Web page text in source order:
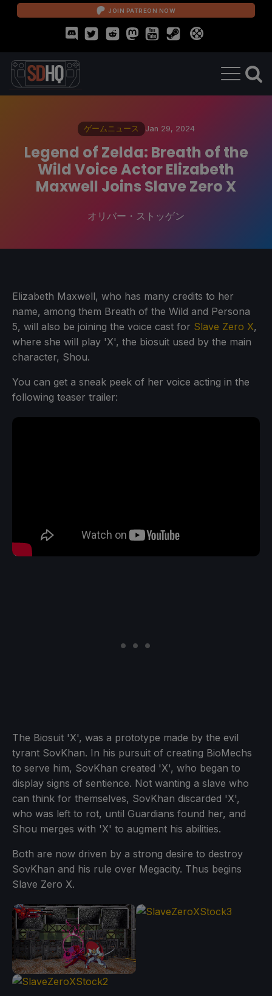
JOIN PATREON NOW
ゲームニュース Jan 29, 2024
Legend of Zelda: Breath of the
Wild Voice Actor Elizabeth
Maxwell Joins Slave Zero X
オリバー・ストッゲン
Elizabeth Maxwell, who has many credits to her
name, among them Breath of the Wild and Persona
5, will also be joining the voice cast for Slave Zero X,
where she will play 'X', the biosuit used by the main
character, Shou.
You can get a sneak peek of her voice acting in the
following teaser trailer:
The Biosuit 'X', was a prototype made by the evil
tyrant SovKhan. In his pursuit of creating BioMechs
to serve him, SovKhan created 'X', who began to
display signs of sentience. Not wanting a slave who
can think for themselves, SovKhan discarded 'X',
who was left to rot, until Guardians found her, and
Shou merges with 'X' to augment his abilities.
Both are now driven by a strong desire to destroy
SovKhan and his rule over Megacity. Thus begins
Slave Zero X.